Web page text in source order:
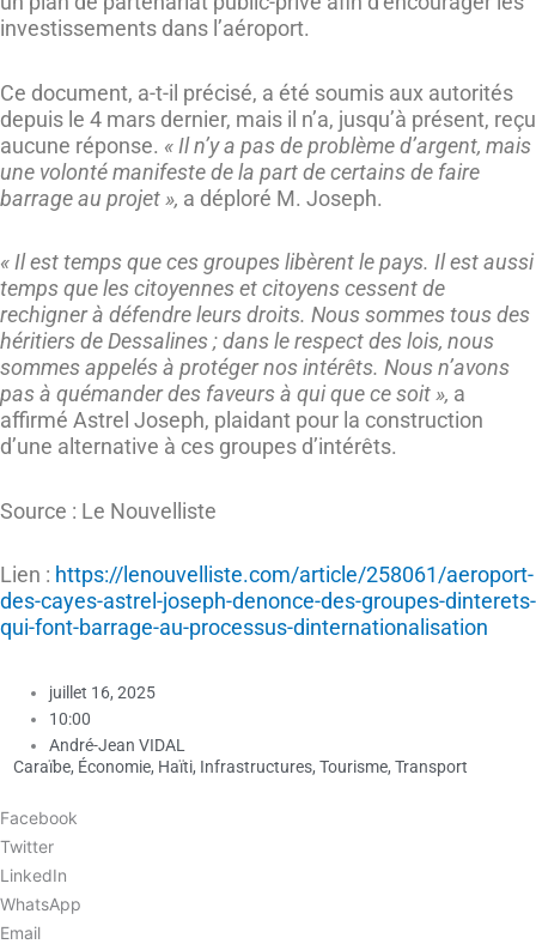
investissements dans l’aéroport.
Ce document, a-t-il précisé, a été soumis aux autorités
depuis le 4 mars dernier, mais il n’a, jusqu’à présent, reçu
aucune réponse. « Il n’y a pas de problème d’argent, mais
une volonté manifeste de la part de certains de faire
barrage au projet », a déploré M. Joseph.
« Il est temps que ces groupes libèrent le pays. Il est aussi
temps que les citoyennes et citoyens cessent de
rechigner à défendre leurs droits. Nous sommes tous des
héritiers de Dessalines ; dans le respect des lois, nous
sommes appelés à protéger nos intérêts. Nous n’avons
pas à quémander des faveurs à qui que ce soit », a
affirmé Astrel Joseph, plaidant pour la construction
d’une alternative à ces groupes d’intérêts.
Source : Le Nouvelliste
Lien : https://lenouvelliste.com/article/258061/aeroport-
des-cayes-astrel-joseph-denonce-des-groupes-dinterets-
qui-font-barrage-au-processus-dinternationalisation
juillet 16, 2025
10:00
André-Jean VIDAL
Caraïbe, Économie, Haïti, Infrastructures, Tourisme, Transport
Facebook
Twitter
LinkedIn
WhatsApp
Email